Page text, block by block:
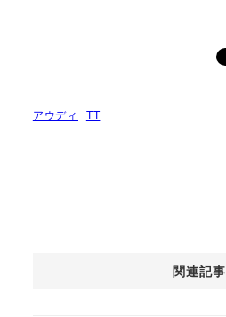
アウディ TT
関連記事